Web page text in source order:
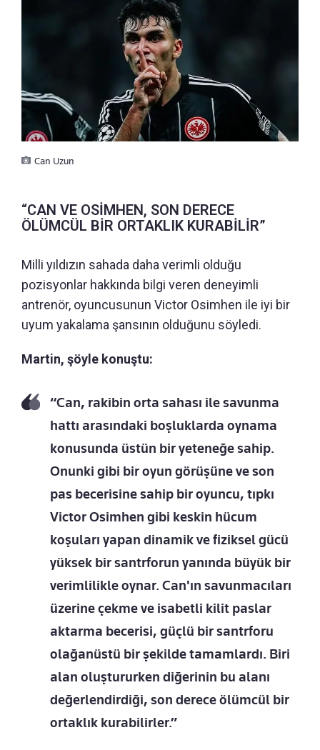
Can Uzun
“CAN VE OSİMHEN, SON DERECE
ÖLÜMCÜL BİR ORTAKLIK KURABİLİR”
Milli yıldızın sahada daha verimli olduğu
pozisyonlar hakkında bilgi veren deneyimli
antrenör, oyuncusunun Victor Osimhen ile iyi bir
uyum yakalama şansının olduğunu söyledi.
Martin, şöyle konuştu:
“Can, rakibin orta sahası ile savunma
hattı arasındaki boşluklarda oynama
konusunda üstün bir yeteneğe sahip.
Onunki gibi bir oyun görüşüne ve son
pas becerisine sahip bir oyuncu, tıpkı
Victor Osimhen gibi keskin hücum
koşuları yapan dinamik ve fiziksel gücü
yüksek bir santrforun yanında büyük bir
verimlilikle oynar. Can'ın savunmacıları
üzerine çekme ve isabetli kilit paslar
aktarma becerisi, güçlü bir santrforu
olağanüstü bir şekilde tamamlardı. Biri
alan oluştururken diğerinin bu alanı
değerlendirdiği, son derece ölümcül bir
ortaklık kurabilirler.”